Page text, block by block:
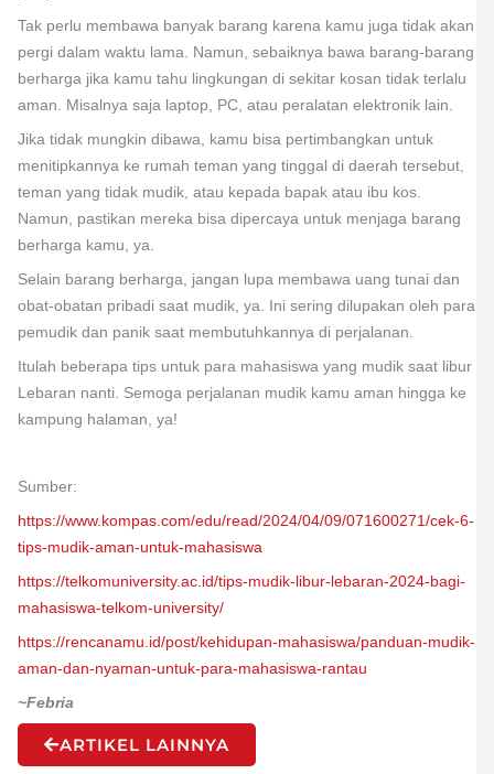
Tak perlu membawa banyak barang karena kamu juga tidak akan
pergi dalam waktu lama. Namun, sebaiknya bawa barang-barang
berharga jika kamu tahu lingkungan di sekitar kosan tidak terlalu
aman. Misalnya saja laptop, PC, atau peralatan elektronik lain.
Jika tidak mungkin dibawa, kamu bisa pertimbangkan untuk
menitipkannya ke rumah teman yang tinggal di daerah tersebut,
teman yang tidak mudik, atau kepada bapak atau ibu kos.
Namun, pastikan mereka bisa dipercaya untuk menjaga barang
berharga kamu, ya.
Selain barang berharga, jangan lupa membawa uang tunai dan
obat-obatan pribadi saat mudik, ya. Ini sering dilupakan oleh para
pemudik dan panik saat membutuhkannya di perjalanan.
Itulah beberapa tips untuk para mahasiswa yang mudik saat libur
Lebaran nanti. Semoga perjalanan mudik kamu aman hingga ke
kampung halaman, ya!
Sumber:
https://www.kompas.com/edu/read/2024/04/09/071600271/cek-6-
tips-mudik-aman-untuk-mahasiswa
https://telkomuniversity.ac.id/tips-mudik-libur-lebaran-2024-bagi-
mahasiswa-telkom-university/
https://rencanamu.id/post/kehidupan-mahasiswa/panduan-mudik-
aman-dan-nyaman-untuk-para-mahasiswa-rantau
~Febria
ARTIKEL LAINNYA